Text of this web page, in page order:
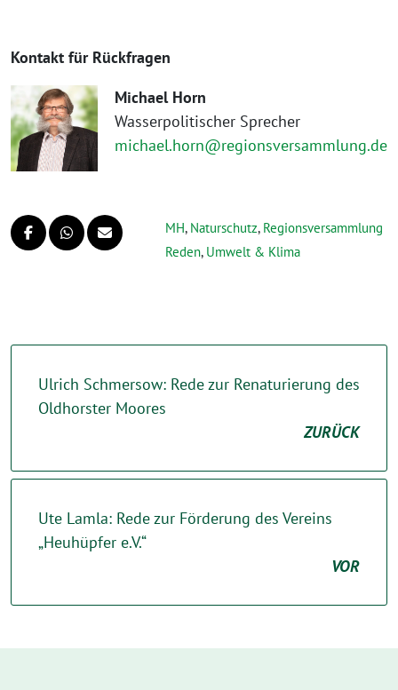
Kontakt für Rückfragen
Michael Horn
Wasserpolitischer Sprecher
michael.horn@regionsversammlung.de
MH, Naturschutz, Regionsversammlung
Reden, Umwelt & Klima
Ulrich Schmersow: Rede zur Renaturierung des
Oldhorster Moores
ZURÜCK
Ute Lamla: Rede zur Förderung des Vereins
„Heuhüpfer e.V.“
VOR